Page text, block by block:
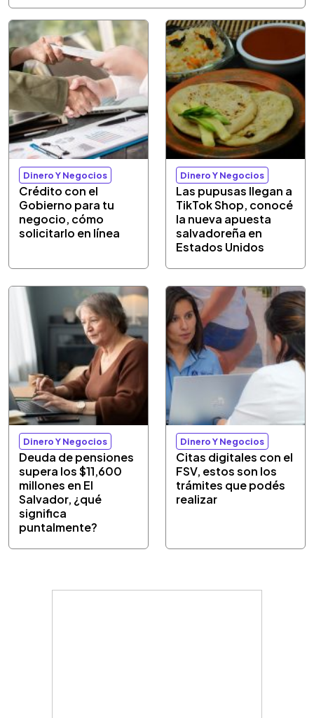
Dinero Y Negocios
Crédito con el
Gobierno para tu
negocio, cómo
solicitarlo en línea
Dinero Y Negocios
Las pupusas llegan a
TikTok Shop, conocé
la nueva apuesta
salvadoreña en
Estados Unidos
Dinero Y Negocios
Deuda de pensiones
supera los $11,600
millones en El
Salvador, ¿qué
significa
puntalmente?
Dinero Y Negocios
Citas digitales con el
FSV, estos son los
trámites que podés
realizar